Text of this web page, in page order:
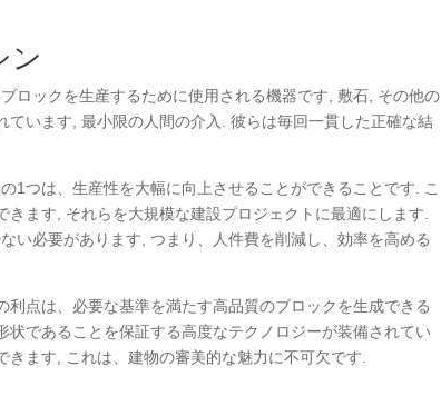
ン
ロックを生産するために使用される機器です, 敷石, その他の
います, 最小限の人間の介入. 彼らは毎回一貫した正確な結
1つは、生産性を大幅に向上させることができることです. こ
ます, それらを大規模な建設プロジェクトに最適にします.
い必要があります, つまり、人件費を削減し、効率を高める
点は、必要な基準を満たす高品質のブロックを生成できる
であることを保証する高度なテクノロジーが装備されてい
ます, これは、建物の審美的な魅力に不可欠です.